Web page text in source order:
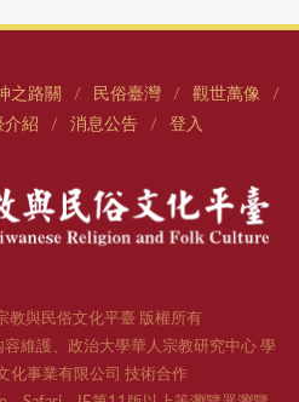
之路關 / 民俗臺灣 / 觀世萬像 /
介紹 / 消息公告 / 登入
與民俗文化平臺 版權所有
維護、政治大學華人宗教研究中心 學
化事業有限公司 技術合作